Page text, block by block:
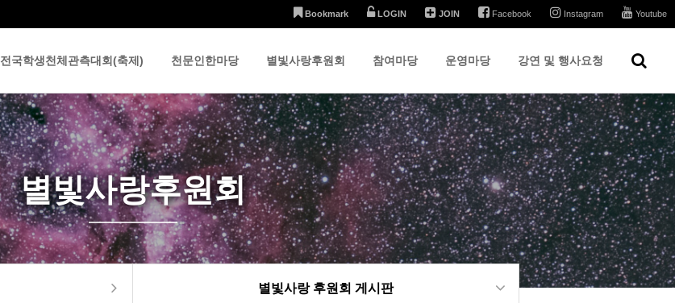
Bookmark LOGIN JOIN Facebook Instagram Youtube
전국학생천체관측대회(축제) 천문인한마당 별빛사랑후원회 참여마당 운영마당 강연 및 행사요청
별빛사랑후원회
별빛사랑 후원회 게시판